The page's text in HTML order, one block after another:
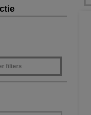
filters